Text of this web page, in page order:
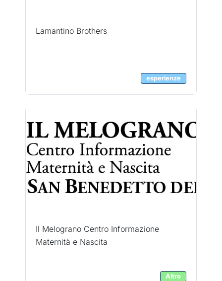
Lamantino Brothers
esperienze
Il Melograno Centro Informazione
Maternità e Nascita
Altro